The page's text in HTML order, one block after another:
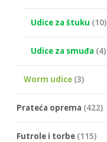
Udice za štuku (10)
Udice za smuđa (4)
Worm udice (3)
Prateća oprema (422)
Futrole i torbe (115)